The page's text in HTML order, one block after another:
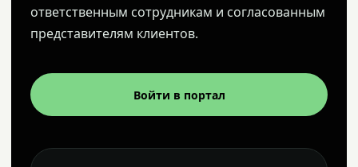
ответственным сотрудникам и согласованным
представителям клиентов.
Войти в портал